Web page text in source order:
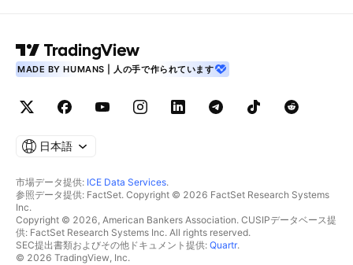
MADE BY HUMANS | 人の手で作られています
日本語
市場データ提供: ICE Data Services.
参照データ提供: FactSet. Copyright © 2026 FactSet Research Systems
Inc.
Copyright © 2026, American Bankers Association. CUSIPデータベース提
供: FactSet Research Systems Inc. All rights reserved.
SEC提出書類およびその他ドキュメント提供: Quartr.
© 2026 TradingView, Inc.